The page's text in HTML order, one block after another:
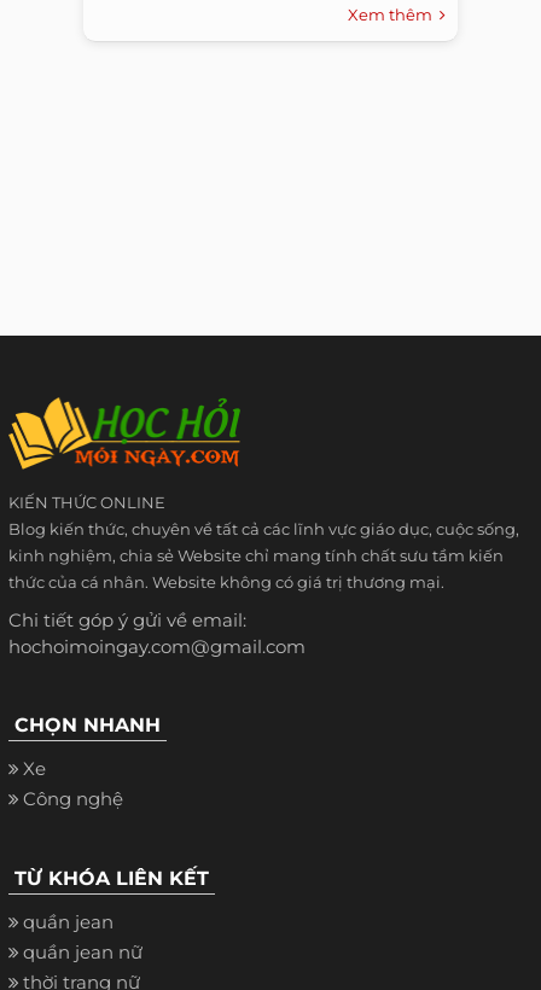
Xem thêm
KIẾN THỨC ONLINE
Blog kiến thức, chuyên về tất cả các lĩnh vực giáo dục, cuộc sống,
kinh nghiệm, chia sẻ Website chỉ mang tính chất sưu tầm kiến
thức của cá nhân. Website không có giá trị thương mại.
Chi tiết góp ý gửi về email:
hochoimoingay.com@gmail.com
CHỌN NHANH
Xe
Công nghệ
TỪ KHÓA LIÊN KẾT
quần jean
quần jean nữ
thời trang nữ